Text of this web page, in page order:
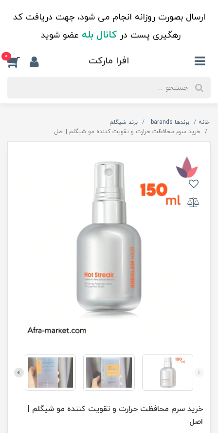
ارسال بصورت روزانه انجام می شود، جهت دریافت کد
رهگیری پست درکانال بله عضو شوید
افرا مارکت 0
خانه برندها barands
برند شیگلم
خرید سرم محافظت حرارت و تقویت کننده مو شیگلم | اصل
خرید سرم محافظت حرارت و تقویت کننده مو شیگلم |
اصل